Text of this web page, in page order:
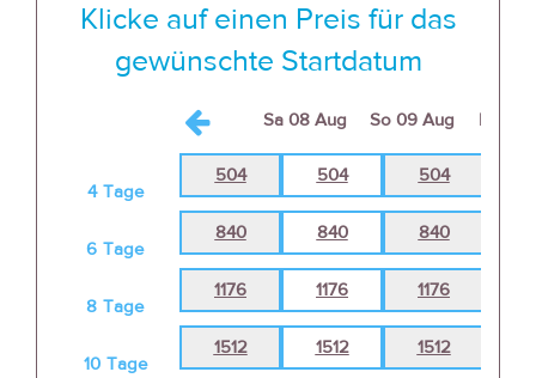
Klicke auf einen Preis für das
gewünschte Startdatum
Sa 08 Aug So 09 Aug Mo
4 Tage
504 504 504
6 Tage
840 840 840
8 Tage
1176 1176 1176
10 Tage
1512 1512 1512